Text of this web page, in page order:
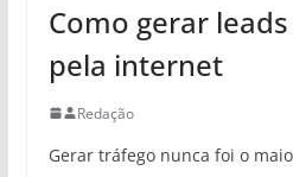
Como gerar
pela internet
Redação
Gerar tráfego nunca foi o